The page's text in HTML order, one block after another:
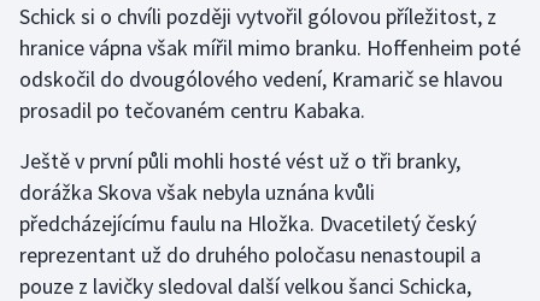
Ragby
Rychlobruslení
Rychlostní kanoistika
Short track
Sportovní střelba
Schick si o chvíli později vytvořil gólovou příležitost, z
hranice vápna však mířil mimo branku. Hoffenheim poté
odskočil do dvougólového vedení, Kramarič se hlavou
prosadil po tečovaném centru Kabaka.
Ještě v první půli mohli hosté vést už o tři branky,
dorážka Skova však nebyla uznána kvůli
předcházejícímu faulu na Hložka. Dvacetiletý český
reprezentant už do druhého poločasu nenastoupil a
pouze z lavičky sledoval další velkou šanci Schicka,